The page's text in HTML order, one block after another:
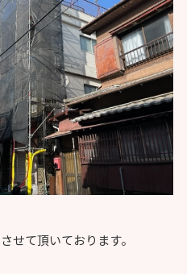
せて頂いております。